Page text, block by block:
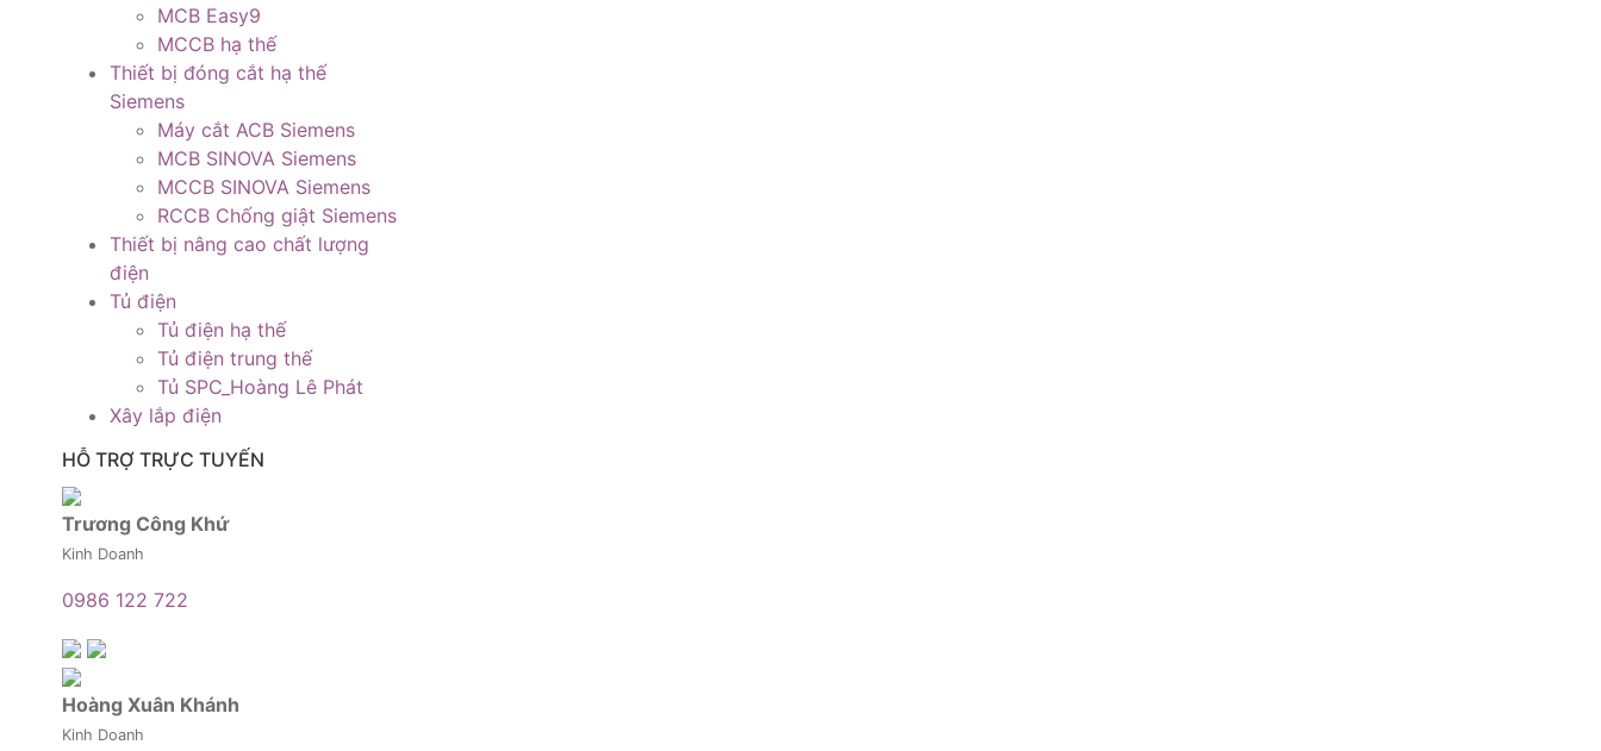
MCB Easy9
MCCB hạ thế
Thiết bị đóng cắt hạ thế
Siemens
Máy cắt ACB Siemens
MCB SINOVA Siemens
MCCB SINOVA Siemens
RCCB Chống giật Siemens
Thiết bị nâng cao chất lượng
điện
Tủ điện
Tủ điện hạ thế
Tủ điện trung thế
Tủ SPC_Hoàng Lê Phát
Xây lắp điện
HỖ TRỢ TRỰC TUYẾN
Trương Công Khứ
Kinh Doanh
0986 122 722
Hoàng Xuân Khánh
Kinh Doanh